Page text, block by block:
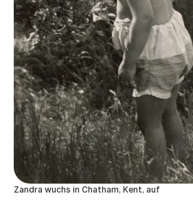
Zandra wuchs in Chatham, Kent, auf